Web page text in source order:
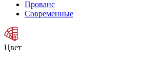
Прованс
Современные
Цвет